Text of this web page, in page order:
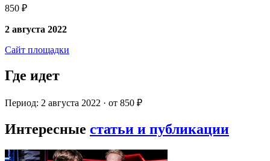
850 ₽
2 августа 2022
Сайт площадки
Где идет
Период: 2 августа 2022 · от 850 ₽
Интересные статьи и публикации